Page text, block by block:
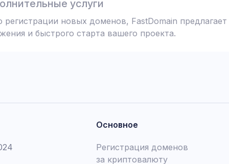
услуги
новых доменов, FastDomain предлагает
и быстрого старта вашего проекта.
Основное
Регистрация доменов
за криптовалюту